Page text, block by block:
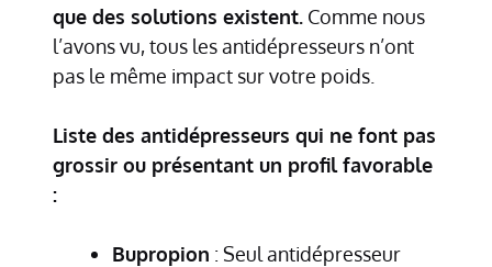
que des solutions existent. Comme nous
l’avons vu, tous les antidépresseurs n’ont
pas le même impact sur votre poids.
Liste des antidépresseurs qui ne font pas
grossir ou présentant un profil favorable
:
Bupropion : Seul antidépresseur